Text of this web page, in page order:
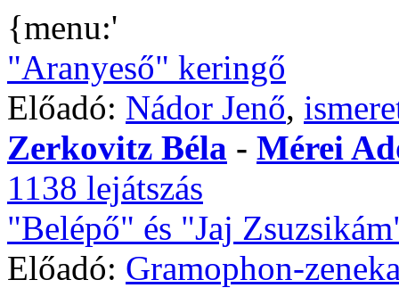
{menu:'
"Aranyeső" keringő
Előadó: Nádor Jenő,
Zerkovitz Béla - Mérei
1138 lejátszás
"Belépő" és "Jaj
Előadó: Gramophon-